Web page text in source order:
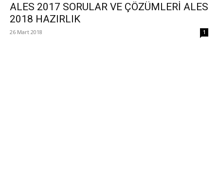
ALES 2017 SORULAR VE ÇÖZÜMLERİ ALES
2018 HAZIRLIK
26 Mart 2018 1